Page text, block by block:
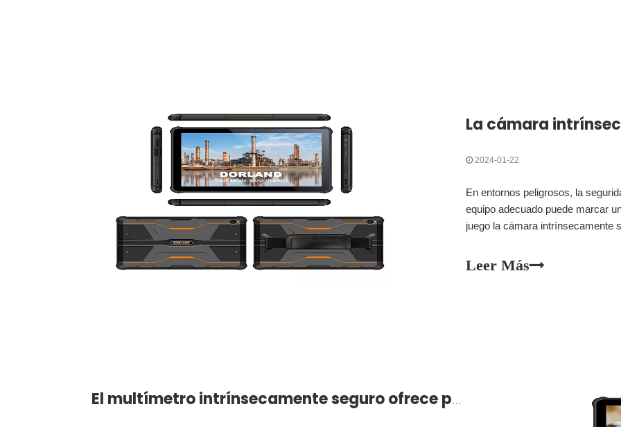
2024-01-22
En entornos peligrosos, la
equipo adecuado puede marcar
juego la cámara intrínsecamente
garantizar
Leer Más
El multímetro intrínsecamente seguro ofrece pruebas de precisión totalmente automáticas para mantenimiento y reparación